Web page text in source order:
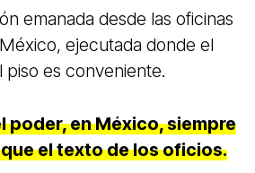
emanada desde las oficinas
ejecutada donde el
es conveniente.
poder, en México, siempre
el texto de los oficios.